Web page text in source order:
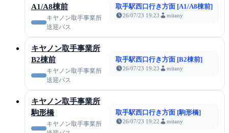
A1/A8棟前
キヤノン取手事業所
送迎バス
取手駅西口行き方面 [A1/A8棟前]
26/07/23 19:23 mitany
キヤノン取手事業所
B2棟前
キヤノン取手事業所
送迎バス
取手駅西口行き方面 [B2棟前]
26/07/23 19:23 mitany
キヤノン取手事業所
駒形橋
キヤノン取手事業所
取手駅西口行き方面 [駒形橋]
26/07/23 19:22 mitany